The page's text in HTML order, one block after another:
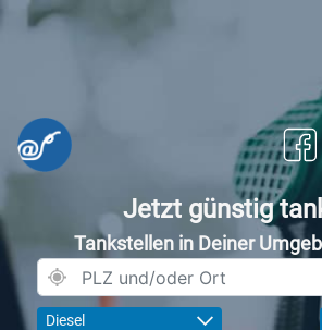
Jetzt günstig
Tankstellen in Deiner
Diesel